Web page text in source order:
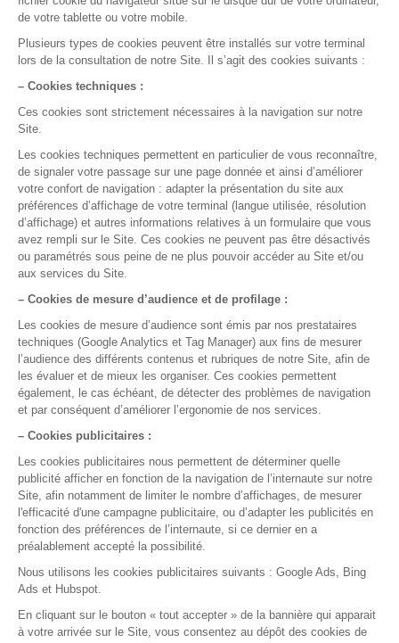
Contactez le service support via le bouton «
Nous contacter
», en indiquant votre demande
et vos disponibilités, ou appelez-nous
directement par téléphone.
La gestion médicale,
Nos rubriques
Semaine de Formation
Assistance et sécurité des données
Bien démarrer avec DrSanté
Facturer et suivre ma comptabilité
Gérer mon agenda et mes rendez-vous
Me former en 5 minutes par jour
Optimiser mon usage de DrSanté
Réaliser mes consultations
Nos fonctionnalités
Agenda
Comptabilité
Dossier de Consultation
Espace MSP
Facturation & FSE